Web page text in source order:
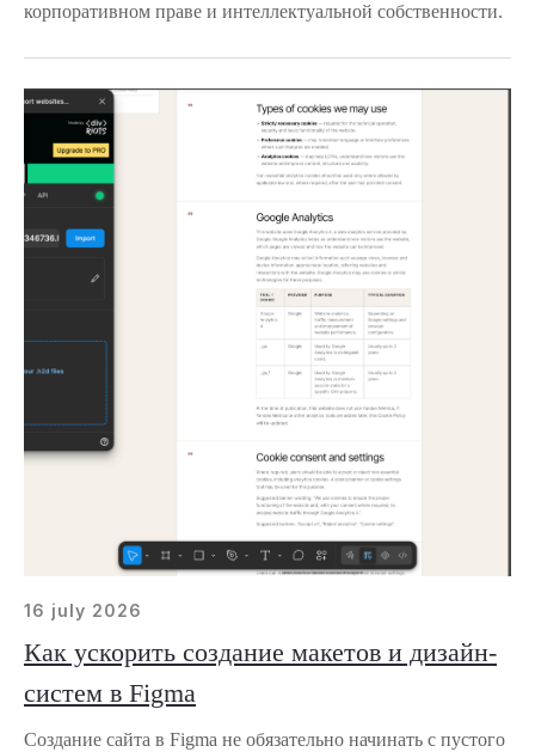
корпоративном праве и интеллектуальной собственности.
16 july 2026
Как ускорить создание макетов и дизайн-
систем в Figma
Создание сайта в Figma не обязательно начинать с пустого